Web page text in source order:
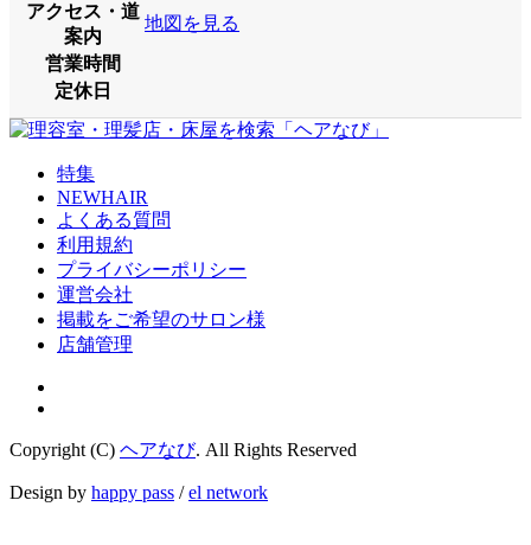
アクセス・道
案内
地図を見る
営業時間
定休日
特集
NEWHAIR
よくある質問
利用規約
プライバシーポリシー
運営会社
掲載をご希望のサロン様
店舗管理
Copyright (C) ヘアなび. All Rights Reserved
Design by happy pass /el network